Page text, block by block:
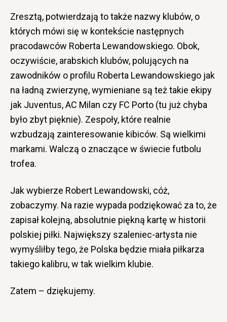
Zresztą, potwierdzają to także nazwy klubów, o
których mówi się w kontekście następnych
pracodawców Roberta Lewandowskiego. Obok,
oczywiście, arabskich klubów, polujących na
zawodników o profilu Roberta Lewandowskiego jak
na ładną zwierzynę, wymieniane są też takie ekipy
jak Juventus, AC Milan czy FC Porto (tu już chyba
było zbyt pięknie). Zespoły, które realnie
wzbudzają zainteresowanie kibiców. Są wielkimi
markami. Walczą o znaczące w świecie futbolu
trofea.
Jak wybierze Robert Lewandowski, cóż,
zobaczymy. Na razie wypada podziękować za to, że
zapisał kolejną, absolutnie piękną kartę w historii
polskiej piłki. Największy szaleniec-artysta nie
wymyśliłby tego, że Polska będzie miała piłkarza
takiego kalibru, w tak wielkim klubie.
Zatem – dziękujemy.